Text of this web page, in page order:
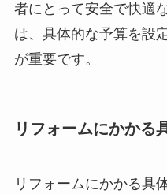
者にとって安全で快適
は、具体的な予算を設
が重要です。
リフォームにかかる
リフォームにかかる具